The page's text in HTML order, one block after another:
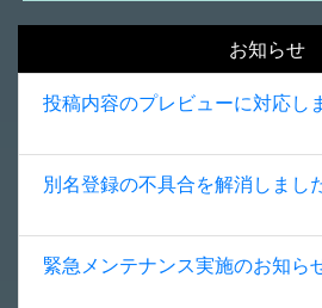
お知らせ
投稿内容のプレビューに対応し
別名登録の不具合を解消しまし